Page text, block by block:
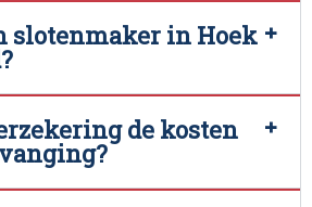
slotenmaker in Hoek
de kosten